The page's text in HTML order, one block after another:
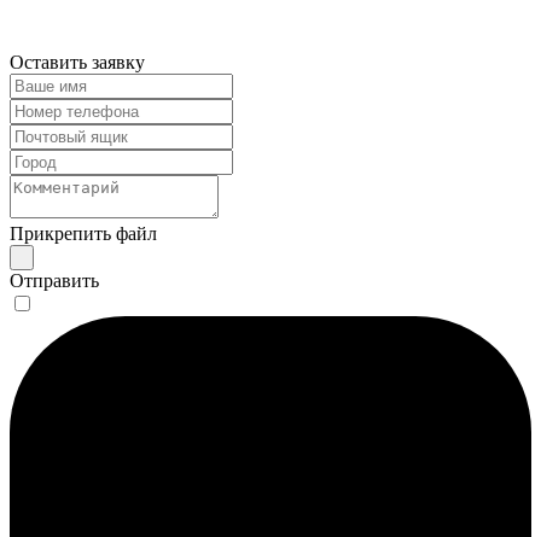
Оставить заявку
Прикрепить файл
Отправить